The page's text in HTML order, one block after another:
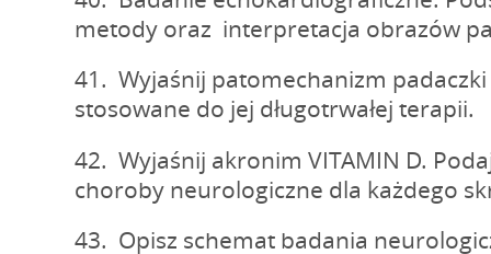
metody oraz interpretacja obrazów
41. Wyjaśnij patomechanizm
stosowane do jej długotrwałej terapii.
42. Wyjaśnij akronim VITAMIN D.
choroby neurologiczne dla każdego
43. Opisz schemat badania